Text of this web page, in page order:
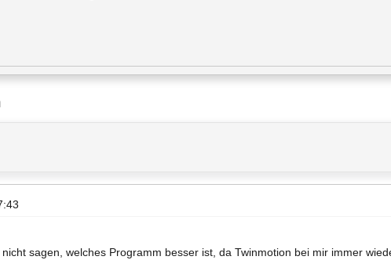
sagen, welches Programm besser ist, da Twinmotion bei mir immer